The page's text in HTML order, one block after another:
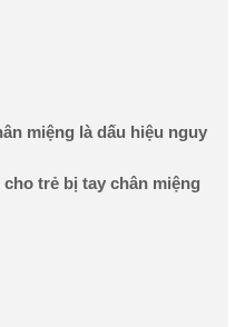
miệng là dấu hiệu nguy
trẻ bị tay chân miệng